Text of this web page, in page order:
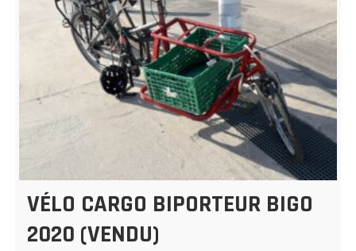
VÉLO CARGO BIPORTEUR BIGO
2020 (VENDU)